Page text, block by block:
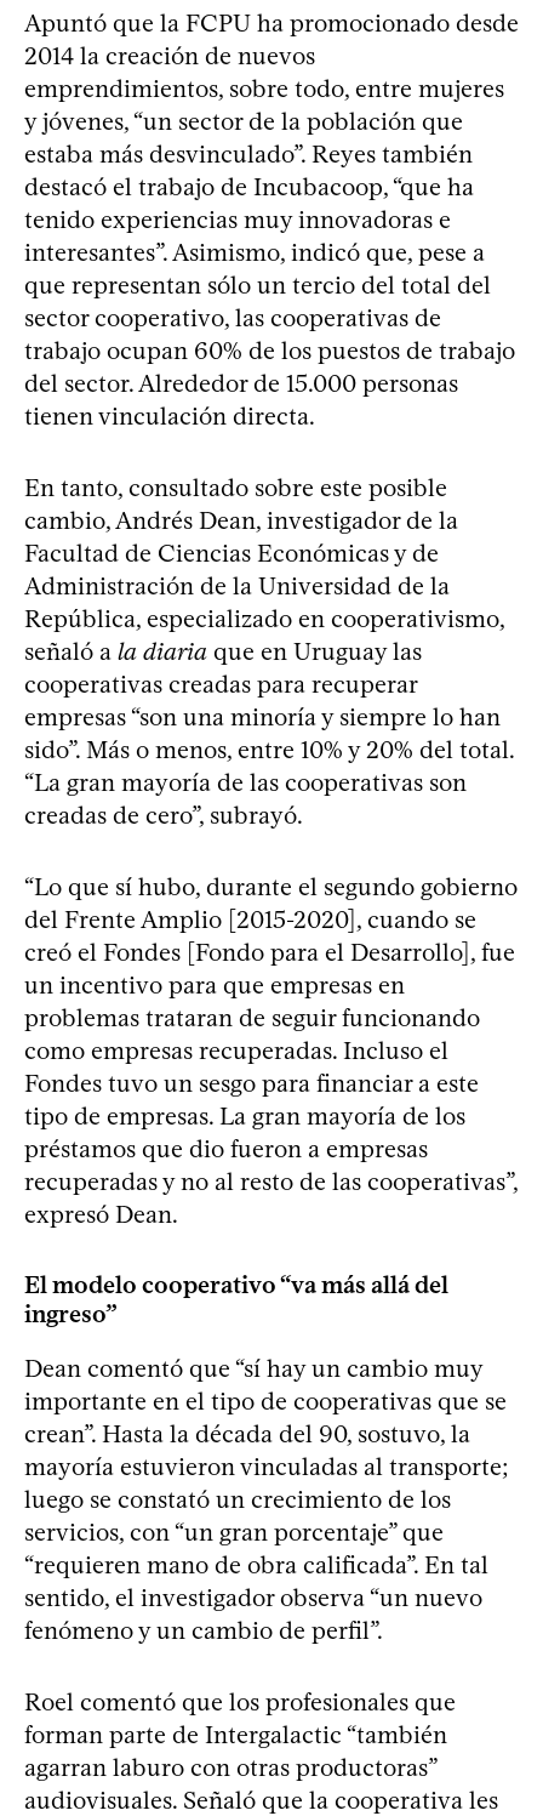
Apuntó que la FCPU ha promocionado desde
2014 la creación de nuevos
emprendimientos, sobre todo, entre mujeres
y jóvenes, “un sector de la población que
estaba más desvinculado”. Reyes también
destacó el trabajo de Incubacoop, “que ha
tenido experiencias muy innovadoras e
interesantes”. Asimismo, indicó que, pese a
que representan sólo un tercio del total del
sector cooperativo, las cooperativas de
trabajo ocupan 60% de los puestos de trabajo
del sector. Alrededor de 15.000 personas
tienen vinculación directa.
En tanto, consultado sobre este posible
cambio, Andrés Dean, investigador de la
Facultad de Ciencias Económicas y de
Administración de la Universidad de la
República, especializado en cooperativismo,
señaló a la diaria que en Uruguay las
cooperativas creadas para recuperar
empresas “son una minoría y siempre lo han
sido”. Más o menos, entre 10% y 20% del total.
“La gran mayoría de las cooperativas son
creadas de cero”, subrayó.
“Lo que sí hubo, durante el segundo gobierno
del Frente Amplio [2015-2020], cuando se
creó el Fondes [Fondo para el Desarrollo], fue
un incentivo para que empresas en
problemas trataran de seguir funcionando
como empresas recuperadas. Incluso el
Fondes tuvo un sesgo para financiar a este
tipo de empresas. La gran mayoría de los
préstamos que dio fueron a empresas
recuperadas y no al resto de las cooperativas”,
expresó Dean.
El modelo cooperativo “va más allá del
ingreso”
Dean comentó que “sí hay un cambio muy
importante en el tipo de cooperativas que se
crean”. Hasta la década del 90, sostuvo, la
mayoría estuvieron vinculadas al transporte;
luego se constató un crecimiento de los
servicios, con “un gran porcentaje” que
“requieren mano de obra calificada”. En tal
sentido, el investigador observa “un nuevo
fenómeno y un cambio de perfil”.
Roel comentó que los profesionales que
forman parte de Intergalactic “también
agarran laburo con otras productoras”
audiovisuales. Señaló que la cooperativa les